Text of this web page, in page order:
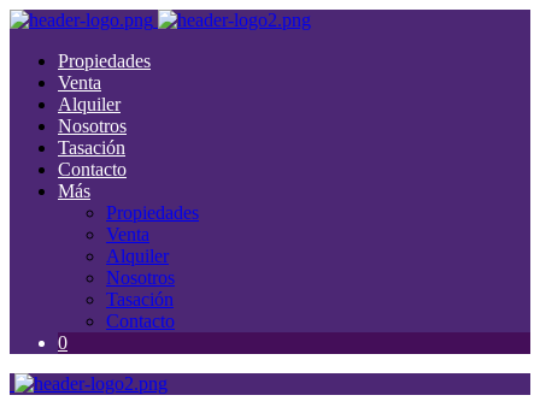
Propiedades
Venta
Alquiler
Nosotros
Tasación
Contacto
Más
Propiedades
Venta
Alquiler
Nosotros
Tasación
Contacto
0